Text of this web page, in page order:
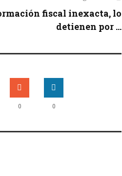
fiscal inexacta, lo
detienen por ...
0 0